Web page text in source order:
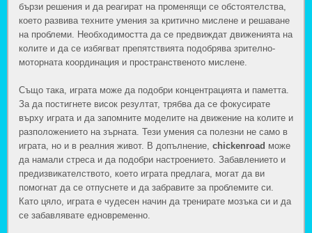
бързи решения и да реагират на променящи се обстоятелства,
което развива техните умения за критично мислене и решаване
на проблеми. Необходимостта да се предвиждат движенията на
колите и да се избягват препятствията подобрява зрително-
моторната координация и пространственото мислене.
Също така, играта може да подобри концентрацията и паметта.
За да постигнете висок резултат, трябва да се фокусирате
върху играта и да запомните моделите на движение на колите и
разположението на зърната. Тези умения са полезни не само в
играта, но и в реалния живот. В допълнение, chickenroad може
да намали стреса и да подобри настроението. Забавлението и
предизвикателството, което играта предлага, могат да ви
помогнат да се отпуснете и да забравите за проблемите си.
Като цяло, играта е чудесен начин да тренирате мозъка си и да
се забавлявате едновременно.